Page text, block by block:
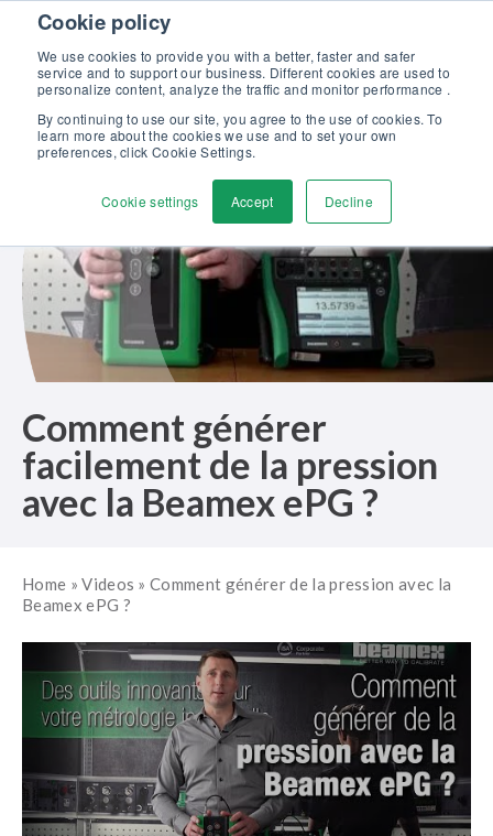
Cookie policy
We use cookies to provide you with a better, faster and safer
service and to support our business. Different cookies are used to
personalize content, analyze the traffic and monitor performance .
By continuing to use our site, you agree to the use of cookies. To
learn more about the cookies we use and to set your own
preferences, click Cookie Settings.
Cookie settings Accept Decline
Skip to content
Maîtrisez l’étalonnage en pression : formation complète, 100%
gratuite et certifiante ! >>
Contactez-nous
Comment générer
facilement de la pression
avec la Beamex ePG ?
Home »Videos »Comment générer de la pression avec la
Beamex ePG ?